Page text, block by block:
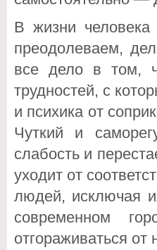
В жизни человека
преодолеваем,
все дело в том,
трудностей, с
и психика от
Чуткий и
слабость и
уходит от
людей, исключая
современном
отгораживаться